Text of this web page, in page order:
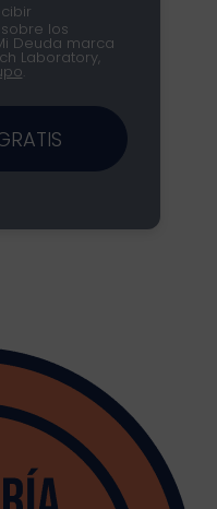
los
Deuda marca
Laboratory,